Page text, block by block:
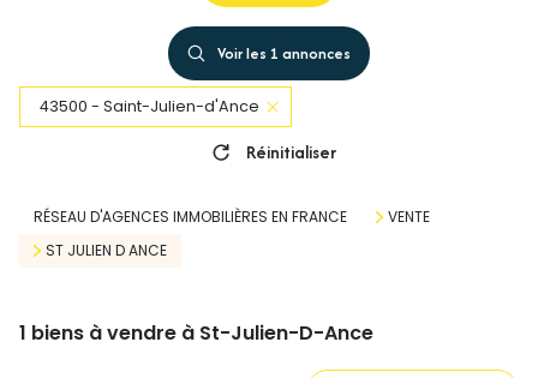
Voir les 1 annonces
43500 - Saint-Julien-d'Ance
Réinitialiser
RÉSEAU D'AGENCES IMMOBILIÈRES EN FRANCE
VENTE
ST JULIEN D ANCE
1 biens à vendre à St-Julien-D-Ance